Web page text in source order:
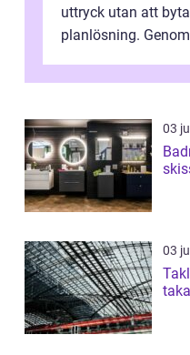
uttryck utan att
planlösning.
03
03